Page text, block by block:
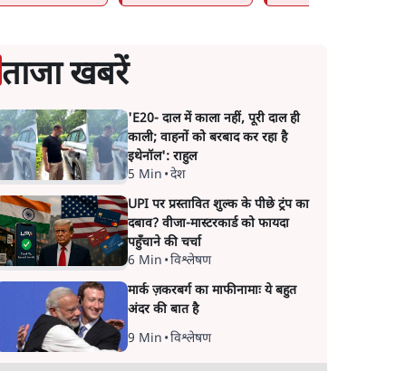
ताजा खबरें
'E20- दाल में काला नहीं, पूरी दाल ही
काली; वाहनों को बरबाद कर रहा है
इथेनॉल': राहुल
5 Min •देश
UPI पर प्रस्तावित शुल्क के पीछे ट्रंप का
दबाव? वीजा-मास्टरकार्ड को फायदा
पहुँचाने की चर्चा
6 Min •विश्लेषण
मार्क ज़करबर्ग का माफीनामाः ये बहुत
अंदर की बात है
9 Min •विश्लेषण